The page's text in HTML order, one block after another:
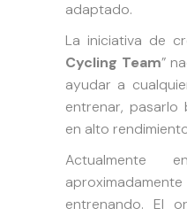
adaptado.
La iniciativa de
Cycling Team”
ayudar a
entrenar, pasarlo
en alto
entrenando. El